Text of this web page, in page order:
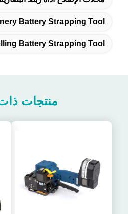
Battery Strapping Tool
Battery Strapping Tool
منتجات